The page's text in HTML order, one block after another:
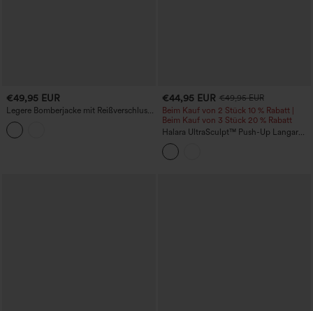
€49,95 EUR
Legere Bomberjacke mit Reißverschluss
und Taschen
€44,95 EUR €49,95 EUR
Beim Kauf von 2 Stück 10 % Rabatt |
Beim Kauf von 3 Stück 20 % Rabatt
Halara UltraSculpt™ Push-Up Langarm-
Yogajacke mit Daumenloch,
Reißverschluss und Rüschen-Saum